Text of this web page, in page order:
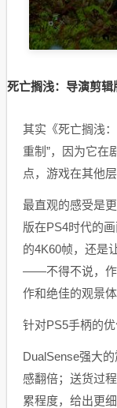
死亡搁浅：导演剪辑
其实《死亡搁浅
重制”，因为它在
点，游戏在其他
最直观的感受是
版在PS4时代的
的4K60帧，还是
——不得不说，作
作和绝佳的观景
针对PS5手柄的
DualSense强大
感翻倍；送货过
累程度，给出更